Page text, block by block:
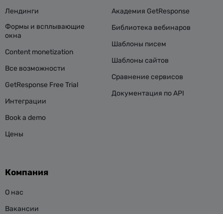
Лендинги
Формы и всплывающие
окна
Content monetization
Все возможности
GetResponse Free Trial
Интеграции
Book a demo
Цены
Академия GetResponse
Библиотека вебинаров
Шаблоны писем
Шаблоны сайтов
Сравнение сервисов
Документация по API
Компания
О нас
Вакансии